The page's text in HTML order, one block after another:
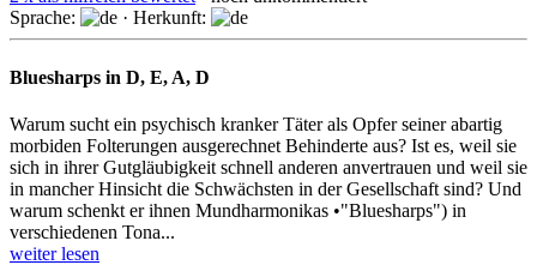
Sprache:
· Herkunft:
Bluesharps in D, E, A, D
Warum sucht ein psychisch kranker Täter als Opfer seiner abartig
morbiden Folterungen ausgerechnet Behinderte aus? Ist es, weil sie
sich in ihrer Gutgläubigkeit schnell anderen anvertrauen und weil sie
in mancher Hinsicht die Schwächsten in der Gesellschaft sind? Und
warum schenkt er ihnen Mundharmonikas •"Bluesharps") in
verschiedenen Tona...
weiter lesen